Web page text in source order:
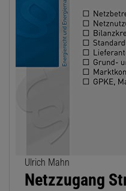
Ulrich Mahn
Netzzugang